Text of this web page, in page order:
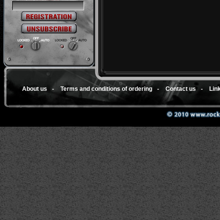
About us - Terms and conditions of ordering - Contact us -